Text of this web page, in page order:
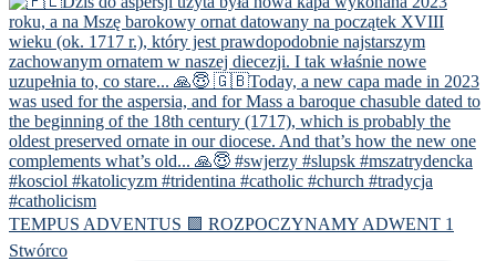
TEMPUS ADVENTUS 🟪 ROZPOCZYNAMY ADWENT 1
Stwórco